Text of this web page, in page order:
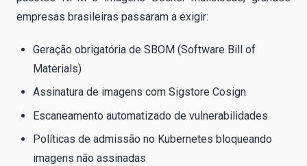
empresas brasileiras passaram a exigir:
Geração obrigatória de SBOM (Software Bill of
Materials)
Assinatura de imagens com Sigstore Cosign
Escaneamento automatizado de vulnerabilidades
Políticas de admissão no Kubernetes bloqueando
imagens não assinadas